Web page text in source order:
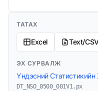
ТАТАХ
Excel Text/
ЭХ СУРВАЛЖ
Үндэсний Статистикийн
DT_NSO_0500_001V1.px